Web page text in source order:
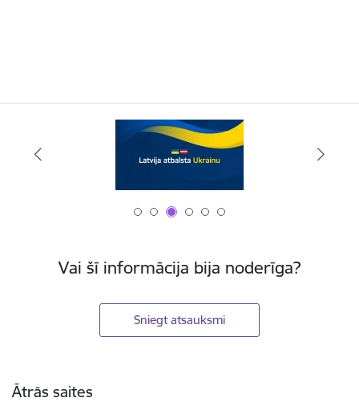
Vai šī informācija bija noderīga?
Sniegt atsauksmi
Ātrās saites